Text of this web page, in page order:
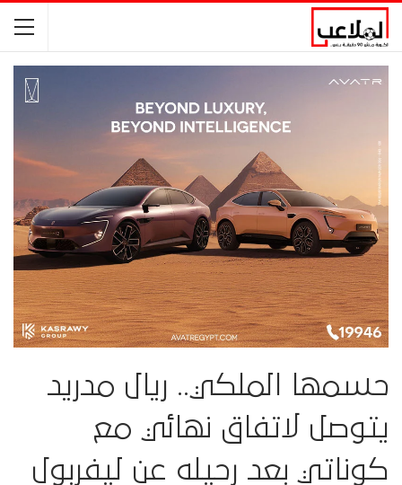
حسمها الملكي.. ريال مدريد
يتوصل لاتفاق نهائي مع
كوناتي بعد رحيله عن ليفربول